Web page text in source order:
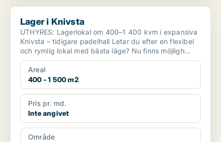
Lager i Knivsta
Lager i Knivsta
UTHYRES: Lagerlokal om 400–1 400 kvm i expansiva
Knivsta – tidigare padelhall Letar du efter en flexibel
och rymlig lokal med bästa läge? Nu finns möjligh...
Areal
400 - 1 500 m2
Pris pr. md.
Inte angivet
Område